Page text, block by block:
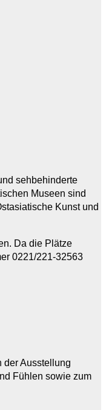
sehbehinderte
Museen sind
Kunst und
Da die Plätze
0221/221-32563
der Ausstellung
Fühlen sowie zum